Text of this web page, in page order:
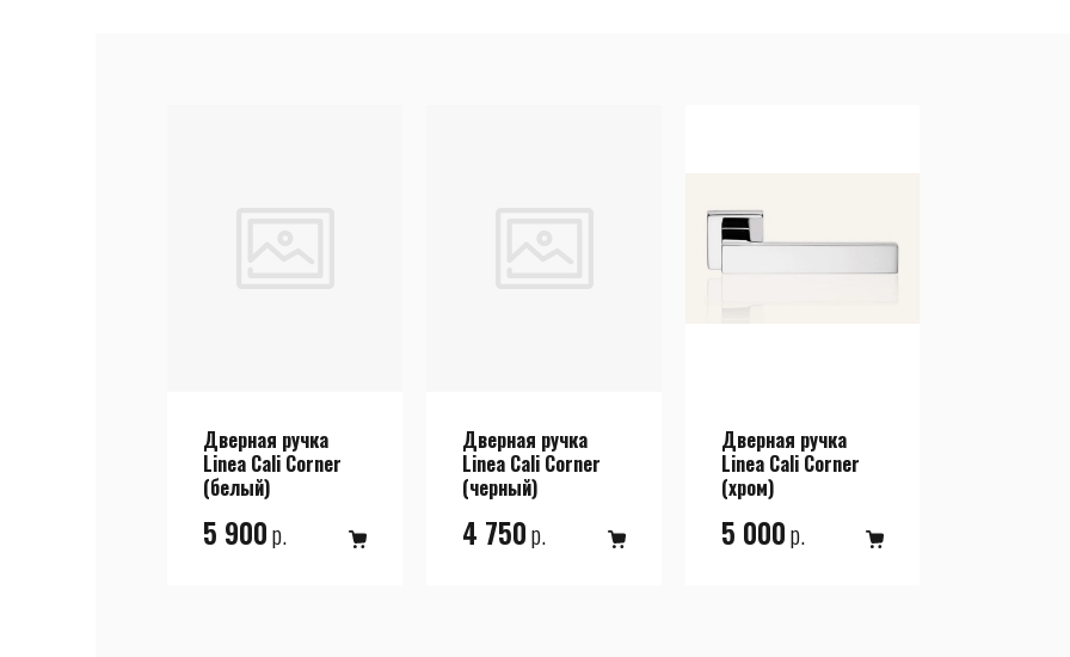
Дверная ручка
Linea Cali Corner
(белый)
5 900р.
Дверная ручка
Linea Cali Corner
(черный)
4 750р.
Дверная ручка
Linea Cali Corner
(хром)
5 000р.